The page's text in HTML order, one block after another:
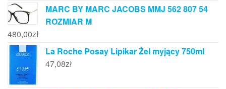
MARC BY MARC JACOBS MMJ 562 807 54
ROZMIAR M
480,00zł
La Roche Posay Lipikar Żel myjący 750ml
47,08zł